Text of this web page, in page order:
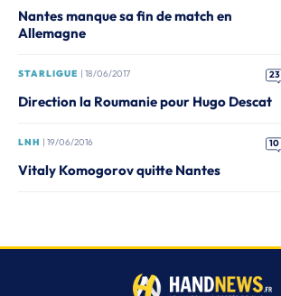
Nantes manque sa fin de match en
Allemagne
STARLIGUE | 18/06/2017 23
Direction la Roumanie pour Hugo Descat
LNH | 19/06/2016 10
Vitaly Komogorov quitte Nantes